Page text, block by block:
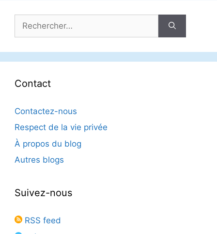
Contact
Contactez-nous
Respect de la vie privée
À propos du blog
Autres blogs
Suivez-nous
RSS feed